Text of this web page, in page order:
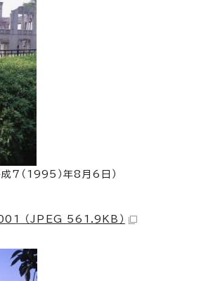
7（1995）年8月6日）
（JPEG 561.9KB）